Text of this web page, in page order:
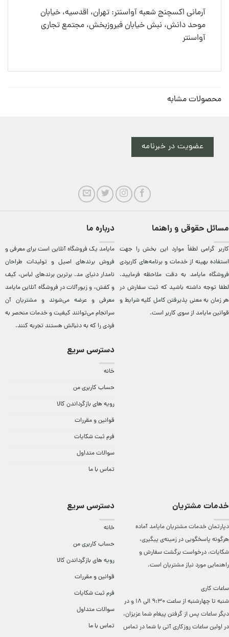
آرمانی اکسچنج شعبه آواسنتر: تهران، اقدسیه، خیابان
موحد دانش، نبش خیابان فیروزبخش، مجتمع تجاری
آواسنتر
محصولات مشابه
عضویت در خبرنامه
مسائل حقوقی و راهنما
کاربر گرامی لطفاً موارد این بخش را جهت
استفاده بهینه از خدمات و برنامه‌‏های کاربردی
فروشگاه مایامد به دقت ملاحظه فرمایید.
لطفا توجه داشته باشید که ثبت سفارش در
هر زمان به معنی پذیرفتن کامل کلیهشرایط و
قوانین مایامداز سوی کاربر است.
درباره ما
مایامد يک فروشگاه آنلاين است برای معرفی و
فروش برندهای اصيل و توليدات طراحان
نامدار دنيای مد. برترين‌ برندهای لباس، کيف
و کفش، و زيورآلات در فروشگاه آنلاين مایامد
معرفی و عرضه می‌شوند و مشتريان آن
سرانجام می‌توانند کيفيت و خدمات منحصر به
فردی را که به دنبالش هستند تجربه کنند.
دسترسی سریع
خانه
حساب کاربری من
رویه های بازگرداندن کالا
قوانین و مقررات
فرم ثبت شکایات
سوالات متداول
تماس با ما
خدمات مشتریان
دپارتمان خدمات مشتریان مایامد آماده
هرگونه پاسخگویی در زمینه‌ی پیگیری،
شکایات، درخواست برگشت سفارش و
راهنمایی مورد نیاز مشتریان است.
ساعات کاری
شنبه تا چهارشنبه از ساعت 9:30 الی 18 و در
دیگر ساعات ‌پس از گرفتن پیغام شما عزیزان،
در اولین ساعات روزکاری آتی با شما در تماس
دسترسی سریع
خانه
حساب کاربری من
رویه های بازگرداندن کالا
قوانین و مقررات
فرم ثبت شکایات
سوالات متداول
تماس با ما